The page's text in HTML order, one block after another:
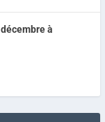
à